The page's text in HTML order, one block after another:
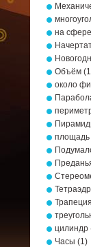
на сфере
Объём
около
площадь
Тетраэдр
Трапеция
цилиндр
Часы (1)